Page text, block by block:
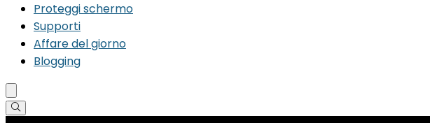
Proteggi schermo
Supporti
Affare del giorno
Blogging